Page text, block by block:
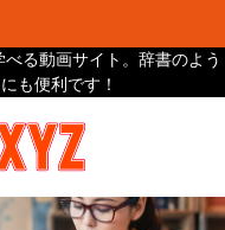
る動画サイト。辞書のよう
も便利です！